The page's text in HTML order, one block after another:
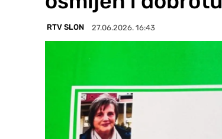
RTV SLON 27.06.2026. 16:43